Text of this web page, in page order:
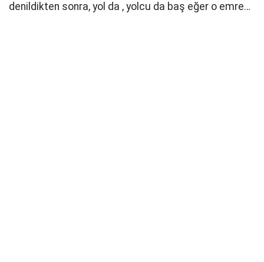
denildikten sonra, yol da , yolcu da baş eğer o emre…